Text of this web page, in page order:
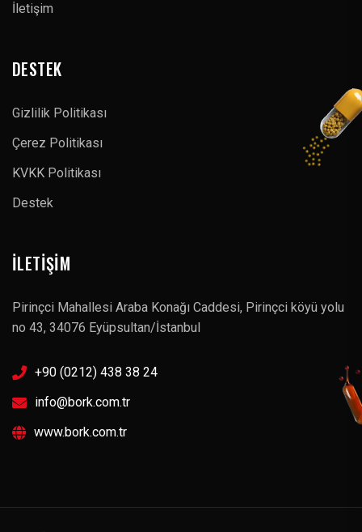
İletişim
DESTEK
Gizlilik Politikası
Çerez Politikası
KVKK Politikası
Destek
İLETIŞIM
Pirinçci Mahallesi Araba Konağı Caddesi, Pirinçci köyü yolu
no 43, 34076 Eyüpsultan/İstanbul
+90 (0212) 438 38 24
info@bork.com.tr
www.bork.com.tr